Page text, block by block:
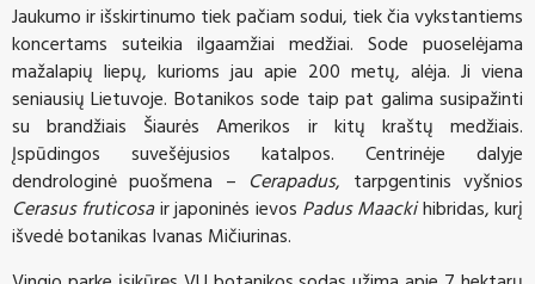
Jaukumo ir išskirtinumo tiek pačiam sodui, tiek čia vykstantiems
koncertams suteikia ilgaamžiai medžiai. Sode puoselėjama
mažalapių liepų, kurioms jau apie 200 metų, alėja. Ji viena
seniausių Lietuvoje. Botanikos sode taip pat galima susipažinti
su brandžiais Šiaurės Amerikos ir kitų kraštų medžiais.
Įspūdingos suvešėjusios katalpos. Centrinėje dalyje
dendrologinė puošmena – Cerapadus, tarpgentinis vyšnios
Cerasus fruticosair japoninės ievos Padus Maackihibridas, kurį
išvedė botanikas Ivanas Mičiurinas.